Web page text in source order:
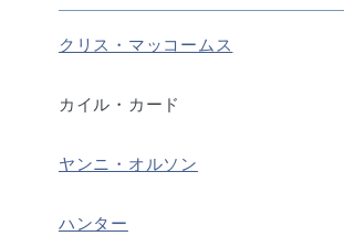
クリス・マッコームス
カイル・カード
ヤンニ・オルソン
ハンター